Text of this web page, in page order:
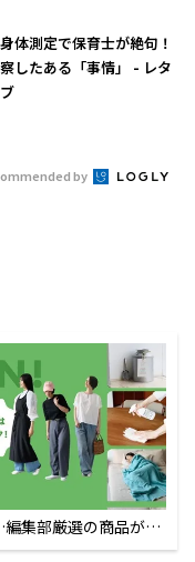
体測定で保育士が絶句！
したある「事情」 - レタ
by
集部厳選の商品が買